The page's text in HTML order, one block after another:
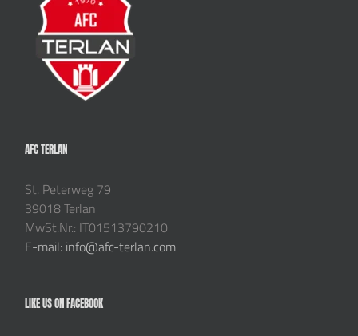
AFC TERLAN
St. Peterweg 79
39018 Terlan
MwSt.Nr.: IT01513790210
E-mail: info@afc-terlan.com
LIKE US ON FACEBOOK